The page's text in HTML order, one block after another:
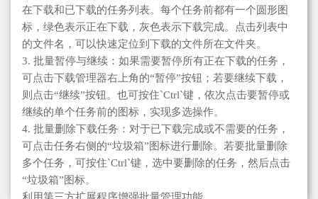
在下载和已下载的任务列表。每个任务前都有一个圆形图
标，绿色表示正在下载，灰色表示下载完成。点击列表中
的文件名，可以快速定位到下载的文件所在文件夹。
3. 批量暂停与继续：如果需要暂停所有正在下载的任务，
可点击下载管理器右上角的“暂停”按钮；若要继续下载，
则点击“继续”按钮。也可按住`Ctrl`键，依次点击要暂停或
继续的单个任务前的图标，实现多选操作。
4. 批量删除下载任务：对于已下载完成或不需要的任务，
可点击任务右侧的“垃圾箱”图标进行删除。若要批量删除
多个任务，可按住`Ctrl`键，选中要删除的任务，然后点击
“垃圾箱”图标。